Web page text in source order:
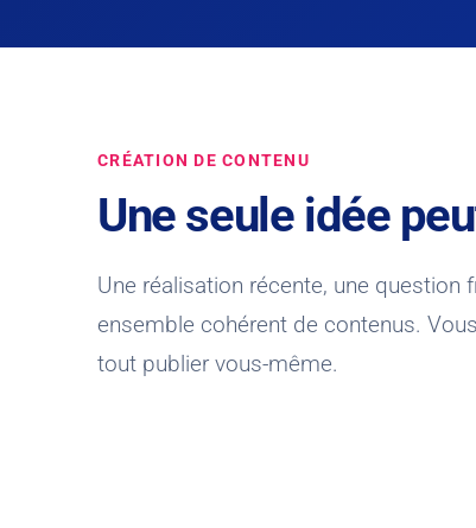
CRÉATION DE CONTENU
Une seule idée
Une réalisation récente, une question
ensemble cohérent de contenus.
tout publier vous-même.